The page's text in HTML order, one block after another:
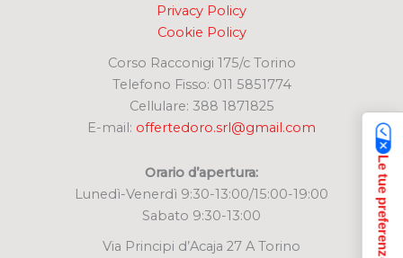
Privacy Policy
Cookie Policy
Corso Racconigi 175/c Torino
Telefono Fisso: 011 5851774
Cellulare: 388 1871825
E-mail: offertedoro.srl@gmail.com
Orario d’apertura:
Lunedì-Venerdì 9:30-13:00/15:00-19:00
Sabato 9:30-13:00
Via Principi d’Acaja 27 A Torino